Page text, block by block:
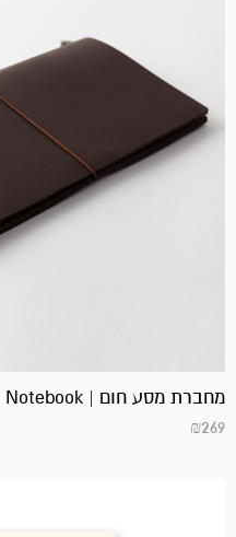
מחברת מסע חום | Traveler's Notebook
₪269